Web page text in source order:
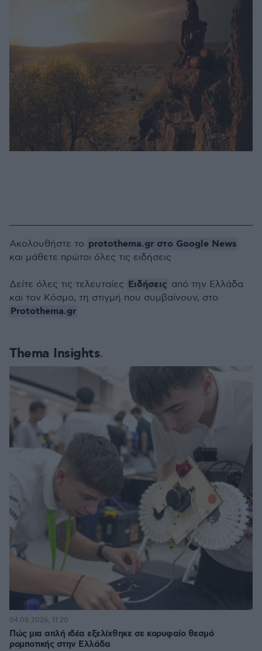
Thema Insights
Πώς μια απλή ιδέα εξελίχθηκε σε κορυφαίο θεσμό
ρομποτικής στην Ελλάδα
04.08.2026, 11:20
Ακολουθήστε το protothema.gr στο Google News
και μάθετε πρώτοι όλες τις ειδήσεις
Δείτε όλες τις τελευταίες Ειδήσεις από την Ελλάδα
και τον Κόσμο, τη στιγμή που συμβαίνουν, στο
Protothema.gr